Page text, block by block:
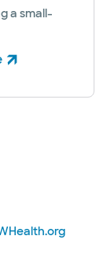
a small-
nueva)